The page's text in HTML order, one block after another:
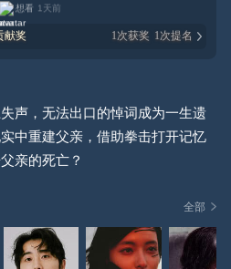
想看 1天前
献奖 1次获奖 1次提名
声，无法出口的悼词成为一生遗
中重建父亲，借助拳击打开记忆
亲的死亡？
全部